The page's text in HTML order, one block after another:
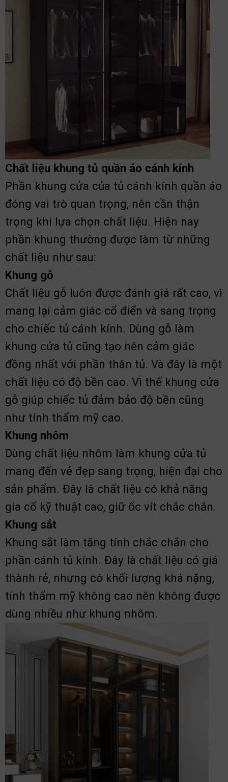
Chất liệu khung tủ quần áo cánh kính
Phần khung cửa của tủ cánh kính quần áo
đóng vai trò quan trọng, nên cần thận
trọng khi lựa chọn chất liệu. Hiện nay
phần khung thường được làm từ những
chất liệu như sau:
Khung gỗ
Chất liệu gỗ luôn được đánh giá rất cao, vì
mang lại cảm giác cổ điển và sang trọng
cho chiếc tủ cánh kính. Dùng gỗ làm
khung cửa tủ cũng tạo nên cảm giác
đồng nhất với phần thân tủ. Và đây là một
chất liệu có độ bền cao. Vì thế khung cửa
gỗ giúp chiếc tủ đảm bảo độ bền cũng
như tính thẩm mỹ cao.
Khung nhôm
Dùng chất liệu nhôm làm khung cửa tủ
mang đến vẻ đẹp sang trọng, hiện đại cho
sản phẩm. Đây là chất liệu có khả năng
gia cố kỹ thuật cao, giữ ốc vít chắc chắn.
Khung sắt
Khung sắt làm tăng tính chắc chắn cho
phần cánh tủ kính. Đây là chất liệu có giá
thành rẻ, nhưng có khối lượng khá nặng,
tính thẩm mỹ không cao nên không được
dùng nhiều như khung nhôm.